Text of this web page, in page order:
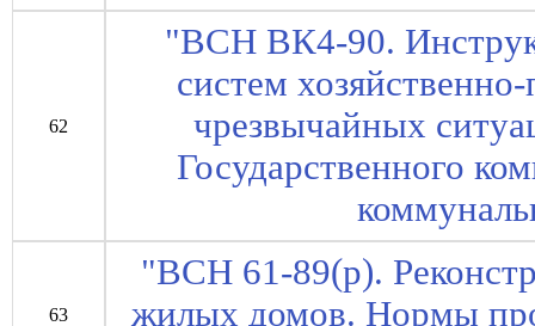
62
"ВСН ВК4-90.
систем
чрезвычайных
Государственного
63
"ВСН 61-89(р).
жилых домов. Нормы